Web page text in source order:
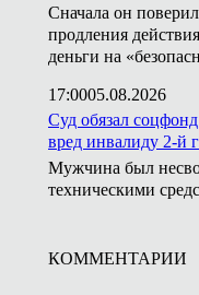
Сначала он
продления
деньги на
17:0005.08.2026
Суд обязал
вред инвалиду 2-й
Мужчина был
техническими
КОММЕНТАРИИ